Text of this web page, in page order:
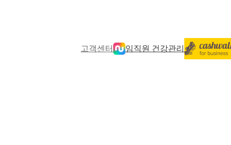
고객센터 임직원 건강관리